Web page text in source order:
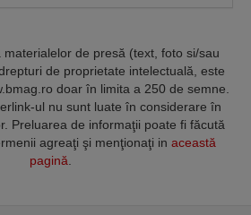
de presă (text, foto si/sau
de proprietate intelectuală, este
doar în limita a 250 de semne.
ul nu sunt luate în considerare în
Preluarea de informaţii poate fi făcută
agreaţi şi menţionaţi in această
pagină